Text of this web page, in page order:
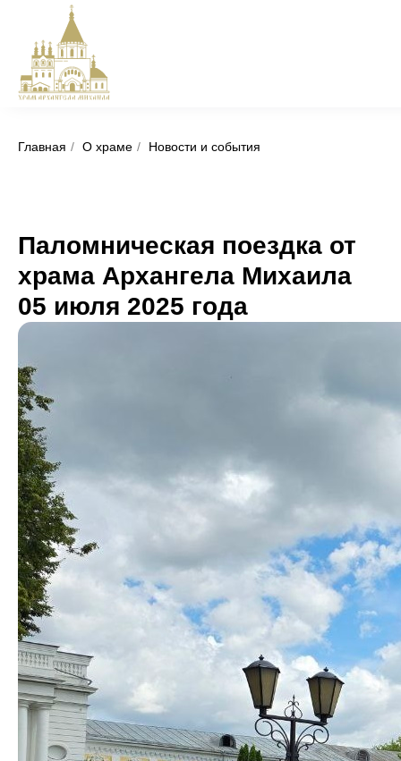
Главная / О храме / Новости и события
Паломническая поездка от
храма Архангела Михаила
05 июля 2025 года